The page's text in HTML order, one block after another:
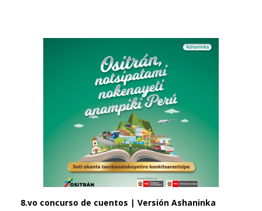
8.vo concurso de cuentos | Versión Ashaninka